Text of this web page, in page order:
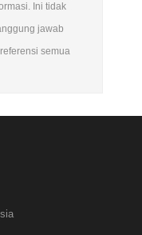
Ini tidak
jawab
semua